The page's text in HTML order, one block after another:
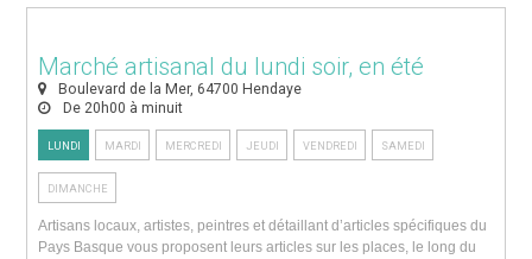
Marché artisanal du lundi soir, en été
Boulevard de la Mer, 64700 Hendaye
De 20h00 à minuit
LUNDI MARDI MERCREDI JEUDI VENDREDI SAMEDI
DIMANCHE
Artisans locaux, artistes, peintres et détaillant d’articles spécifiques du
Pays Basque vous proposent leurs articles sur les places, le long du